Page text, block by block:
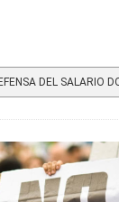
DEL SALARIO